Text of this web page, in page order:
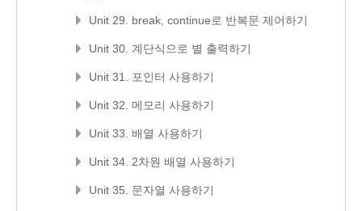
Unit 29. break, continue로 반복문 제어하기
Unit 30. 계단식으로 별 출력하기
Unit 31. 포인터 사용하기
Unit 32. 메모리 사용하기
Unit 33. 배열 사용하기
Unit 34. 2차원 배열 사용하기
Unit 35. 문자열 사용하기